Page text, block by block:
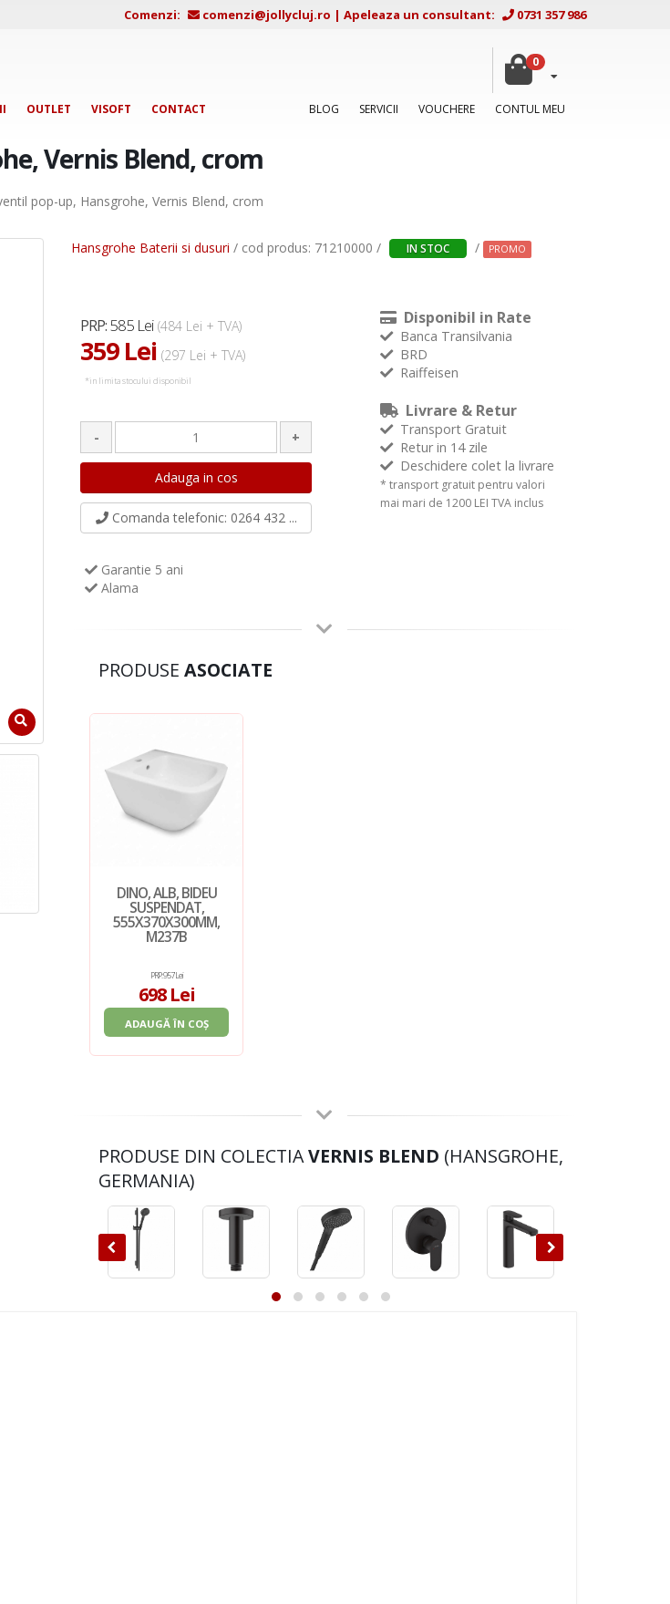
Comenzi: comenzi@jollycluj.ro | Apeleaza un consultant: 0731 357 986
0
OUTLET VISOFT CONTACT BLOG SERVICII VOUCHERE CONTUL MEU
Vernis Blend, crom
pop-up, Hansgrohe, Vernis Blend, crom
Hansgrohe Baterii si dusuri / cod produs: 71210000 / IN STOC / PROMO
PRP:585 Lei (484 Lei + TVA)
359 Lei (297 Lei + TVA)
*in limita stocului disponibil
- +
Comanda telefonic: 0264 432 ...
Garantie 5 ani
Alama
Disponibil in Rate
Banca Transilvania
BRD
Raiffeisen
Livrare & Retur
Transport Gratuit
Retur in 14 zile
Deschidere colet la livrare
* transport gratuit pentru valori
mai mari de 1200 LEI TVA inclus
PRODUSE ASOCIATE
DINO, ALB, BIDEU
SUSPENDAT,
555X370X300MM,
M237B
PRP: 957 Lei
698 Lei
ADAUGĂ ÎN COȘ
PRODUSE DIN COLECTIAVERNIS BLEND (HANSGROHE,
GERMANIA)